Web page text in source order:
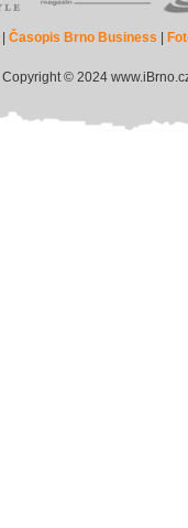
|Časopis Brno Business
Copyright © 2024